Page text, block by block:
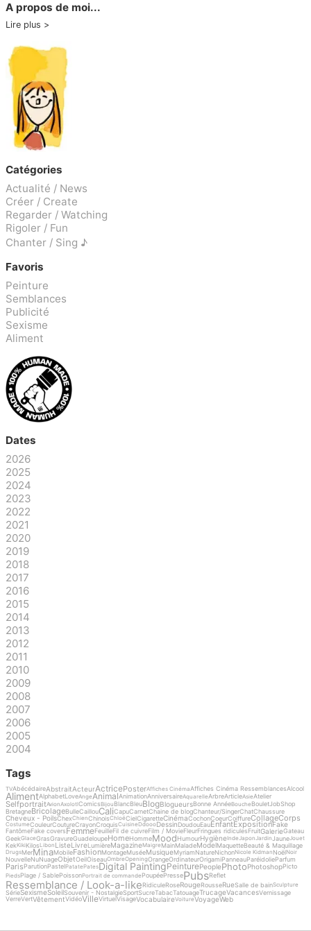
A propos de moi...
Lire plus
Catégories
Actualité / News
Créer / Create
Regarder / Watching
Rigoler / Fun
Chanter / Sing ♪
Favoris
Peinture
Semblances
Publicité
Sexisme
Aliment
Dates
2026
2025
2024
2023
2022
2021
2020
2019
2018
2017
2016
2015
2014
2013
2012
2011
2010
2009
2008
2007
2006
2005
2004
Tags
TVAbécédaireAbstraitActeurActricePosterAffiches CinémaAffiches Cinéma RessemblancesAlcool
AlimentAlphabetLoveAngeAnimalAnimationAnniversaireAquarelleArbreArticleAsieAtelier
SelfportraitAvionAxolotlComicsBijou BlancBleuBlogBlogueursBonne AnnéeBouche BouletJobShop
BretagneBricolageBulleCaillouCaliCapuCarnetChaine de blogChanteur/SingerChatChaussure
Cheveux - PoilsChexChienChinoisChloéCielCigaretteCinémaCochonCoeurCoiffureCollageCorps
CostumeCouleurCoutureCrayonCroquisCuisineDdoooDessinDoudouEauEnfantExpositionFake
FantômeFake coversFemmeFeuilleFil de cuivreFilm / MovieFleurFringues ridiculesFruitGalerieGateau
GeekGlaceGrasGravureGuadeloupeHomeHommeMoodHumourHygièneIndeJaponJardinJauneJouet
KekKikiKilosLibon ListeLivreLumièreMagazineMaigre MainMaladeModelMaquetteBeauté & Maquillage
DrugsMerMinaMobileFashionMontageMuséeMusiqueMyriamNatureNichonNicole Kidman NoëlNoir
NouvelleNuNuageObjetOeilOiseauOmbreOpeningOrangeOrdinateurOrigamiPanneauParéidolieParfum
ParisParutionPastel PatatePatesDigital PaintingPeinturePeoplePhotoPhotoshopPicto
PiedsPlage / SablePoissonPortrait de commande PoupéePressePubsReflet
Ressemblance / Look-a-likeRidiculeRoseRougeRousseRueSalle de bainSculpture
SérieSexismeSoleilSouvenir - NostalgieSportSucreTabacTatouageTrucageVacancesVernissage
VerreVertVêtementVidéoVilleVirtuelVisageVocabulaireVoitureVoyageWeb